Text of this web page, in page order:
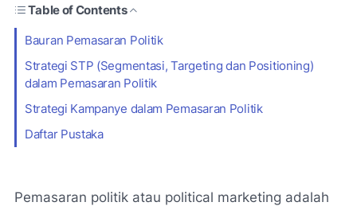
Table of Contents
Bauran Pemasaran Politik
Strategi STP (Segmentasi, Targeting dan Positioning)
dalam Pemasaran Politik
Strategi Kampanye dalam Pemasaran Politik
Daftar Pustaka
Pemasaran politik atau political marketing adalah